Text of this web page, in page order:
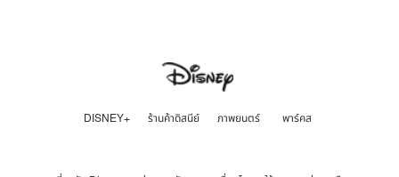
DISNEY+ ร้านค้าดิสนีย์ ภาพยนตร์ พาร์คส